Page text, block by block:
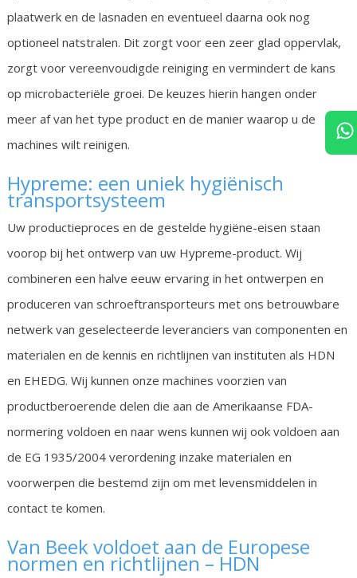
plaatwerk en de lasnaden en eventueel daarna ook nog
optioneel natstralen. Dit zorgt voor een zeer glad oppervlak,
zorgt voor vereenvoudigde reiniging en vermindert de kans
op microbacteriële groei. De keuzes hierin hangen onder
meer af van het type product en de manier waarop u de
machines wilt reinigen.
Hypreme: een uniek hygiënisch
transportsysteem
Uw productieproces en de gestelde hygiëne-eisen staan
voorop bij het ontwerp van uw Hypreme-product. Wij
combineren een halve eeuw ervaring in het ontwerpen en
produceren van schroeftransporteurs met ons betrouwbare
netwerk van geselecteerde leveranciers van componenten en
materialen en de kennis en richtlijnen van instituten als HDN
en EHEDG. Wij kunnen onze machines voorzien van
productberoerende delen die aan de Amerikaanse FDA-
normering voldoen en naar wens kunnen wij ook voldoen aan
de EG 1935/2004 verordening inzake materialen en
voorwerpen die bestemd zijn om met levensmiddelen in
contact te komen.
Van Beek voldoet aan de Europese
normen en richtlijnen – HDN